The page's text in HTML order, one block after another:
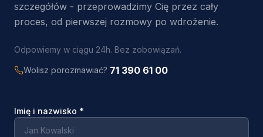
szczegółów - przeprowadzimy Cię przez cały
proces, od pierwszej rozmowy po wdrożenie.
Odpowiemy w ciągu 24h. Bez zobowiązań.
Wolisz porozmawiać? 71 390 61 00
Imię i nazwisko *